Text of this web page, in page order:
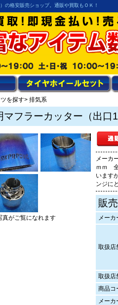
の格安販売ショップ。通販や買取もＯＫ！
を探す> 排気系
マフラーカッター（出口
メーカ
ｍｍ 全
います
ンジに
販
メー
取扱店
取扱店
商品コ
メーカ
真がご覧になれます